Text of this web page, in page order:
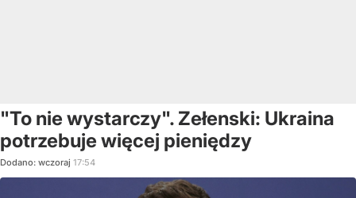
"To nie wystarczy". Zełenski: Ukraina
potrzebuje więcej pieniędzy
Dodano: wczoraj 17:54